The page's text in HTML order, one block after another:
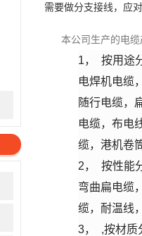
需要做分支接线，应
本公司生产的电缆
1，
按用途
电焊机电缆
随行电缆，
电缆，布电
缆，港机卷
2，
按性能
弯曲扁电缆
缆，耐温线
3，
,按材质